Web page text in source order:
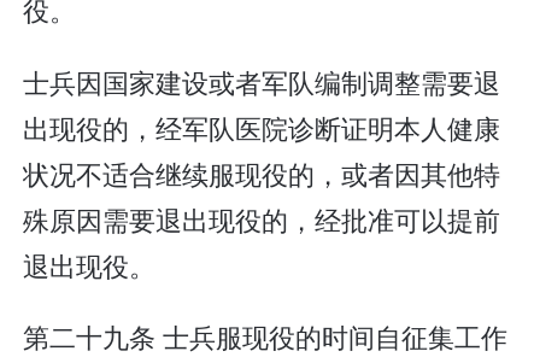
役。
士兵因国家建设或者军队编制调整需要退
出现役的，经军队医院诊断证明本人健康
状况不适合继续服现役的，或者因其他特
殊原因需要退出现役的，经批准可以提前
退出现役。
第二十九条 士兵服现役的时间自征集工作